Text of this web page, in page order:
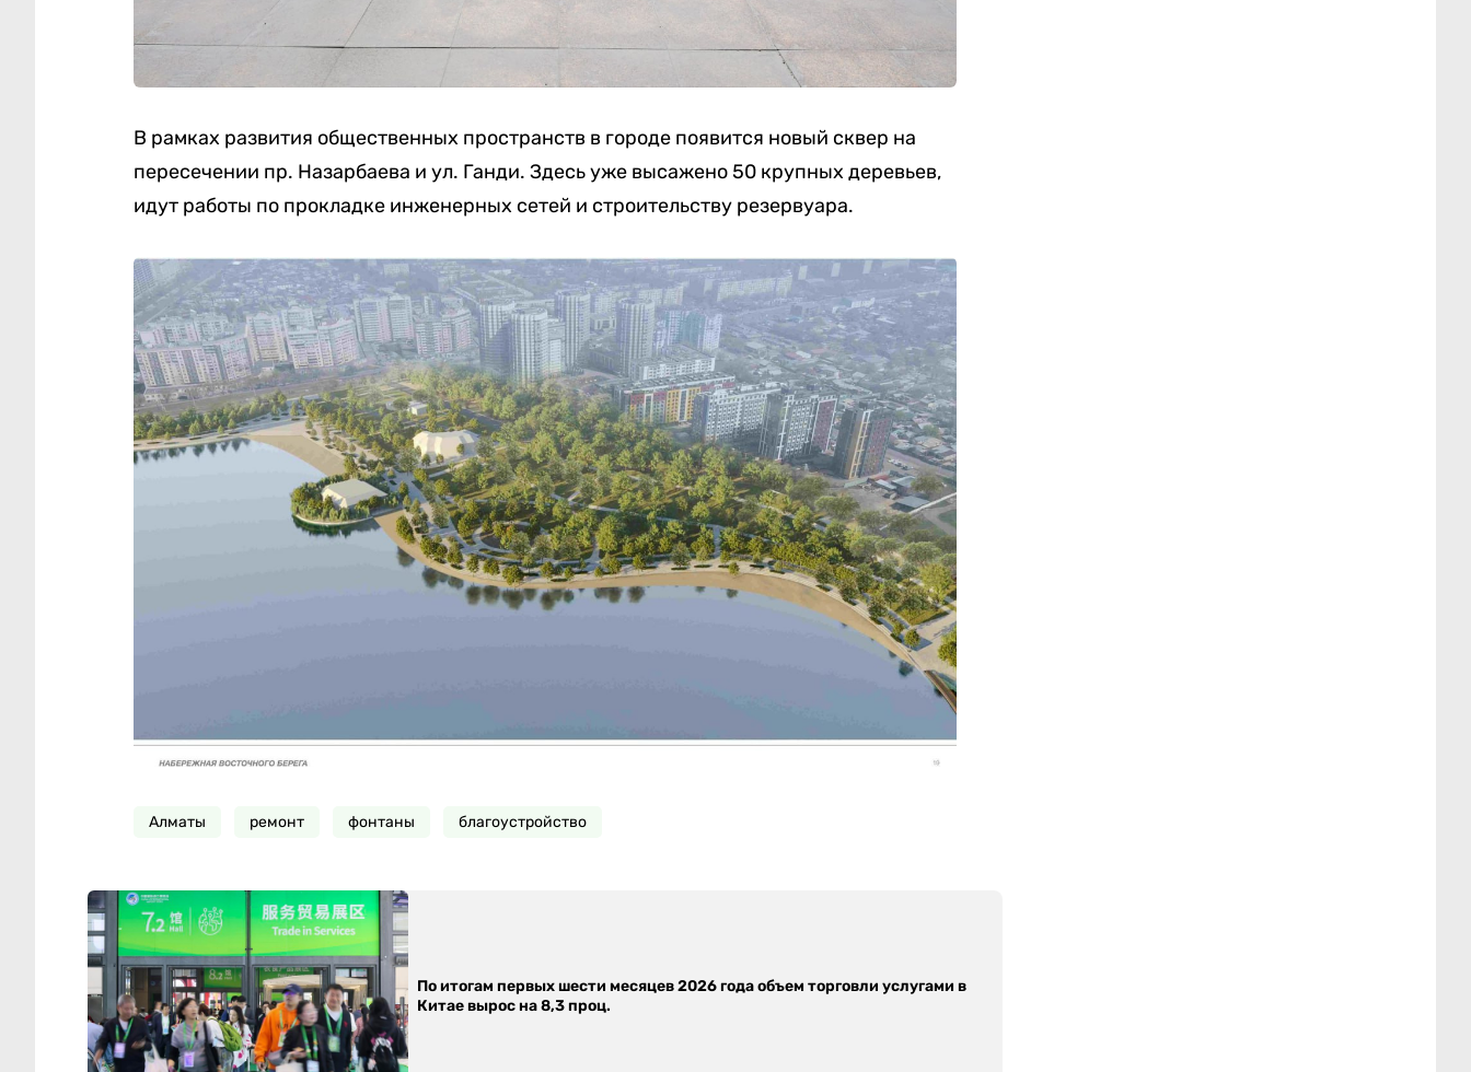
В рамках развития общественных пространств в городе появится новый сквер на
пересечении пр. Назарбаева и ул. Ганди. Здесь уже высажено 50 крупных деревьев,
идут работы по прокладке инженерных сетей и строительству резервуара.
Алматы ремонт фонтаны благоустройство
По итогам первых шести месяцев 2026 года объем торговли услугами в
Китае вырос на 8,3 проц.